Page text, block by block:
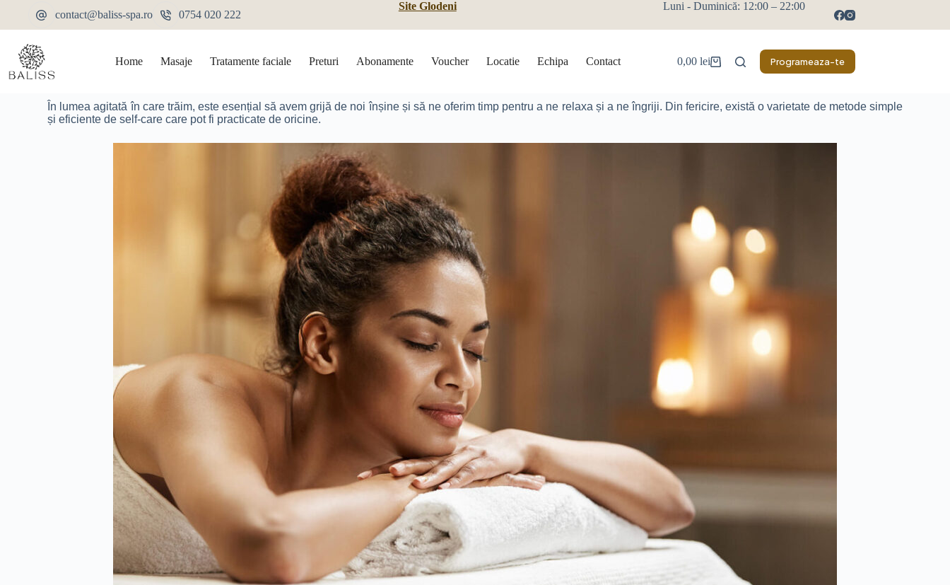
contact@baliss-spa.ro 0754 020 222
Site Glodeni Luni - Duminică: 12:00 – 22:00
Home Masaje Tratamente faciale Preturi Abonamente Voucher Locatie Echipa Contact 0,00 lei Programeaza-te
În lumea agitată în care trăim, este esențial să avem grijă de noi înșine și să ne oferim timp pentru a ne relaxa și a ne îngriji. Din fericire, există o varietate de metode simple
și eficiente de self-care care pot fi practicate de oricine.